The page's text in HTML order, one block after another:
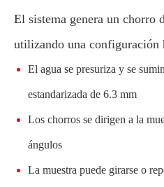
El sistema genera un chorro
utilizando una configuración
El agua se presuriza y se
estandarizada de 6.3 mm
Los chorros se dirigen a la
ángulos
La muestra puede girarse o